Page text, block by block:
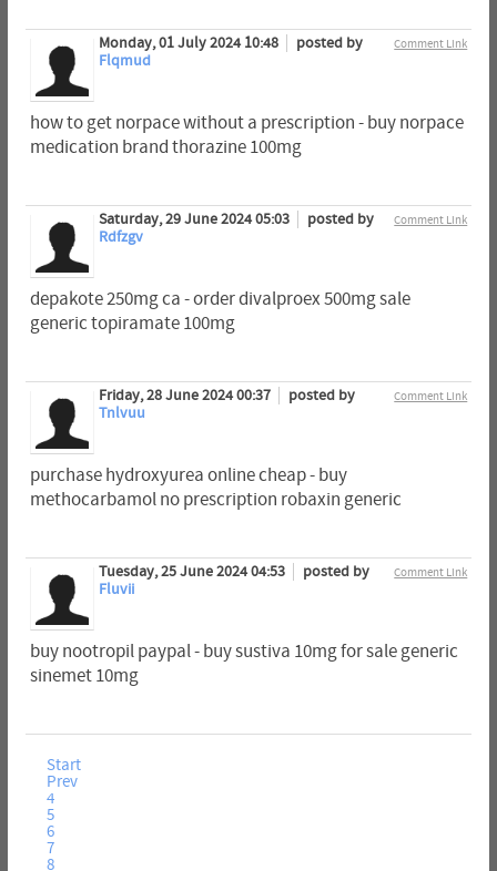
Comment Link
Monday, 01 July 2024 10:48
posted by
Flqmud
how to get norpace without a prescription - buy norpace
medication brand thorazine 100mg
Comment Link
Saturday, 29 June 2024 05:03
posted by
Rdfzgv
depakote 250mg ca - order divalproex 500mg sale
generic topiramate 100mg
Comment Link
Friday, 28 June 2024 00:37
posted by
Tnlvuu
purchase hydroxyurea online cheap - buy
methocarbamol no prescription robaxin generic
Comment Link
Tuesday, 25 June 2024 04:53
posted by
Fluvii
buy nootropil paypal - buy sustiva 10mg for sale generic
sinemet 10mg
Start
Prev
4
5
6
7
8